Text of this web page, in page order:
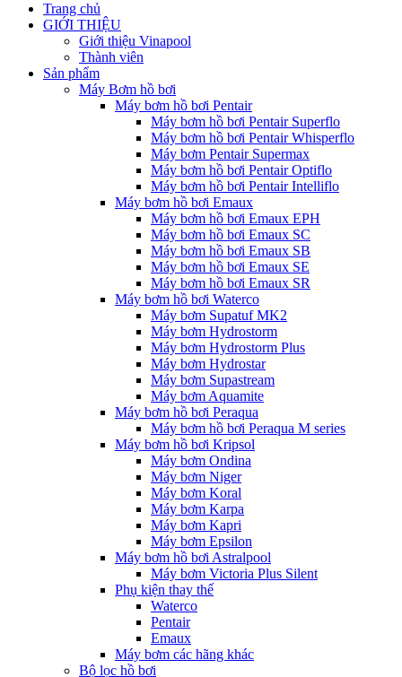
Trang chủ
GIỚI THIỆU
Giới thiệu Vinapool
Thành viên
Sản phẩm
Máy Bơm hồ bơi
Máy bơm hồ bơi Pentair
Máy bơm hồ bơi Pentair Superflo
Máy bơm hồ bơi Pentair Whisperflo
Máy bơm Pentair Supermax
Máy bơm hồ bơi Pentair Optiflo
Máy bơm hồ bơi Pentair Intelliflo
Máy bơm hồ bơi Emaux
Máy bơm hồ bơi Emaux EPH
Máy bơm hồ bơi Emaux SC
Máy bơm hồ bơi Emaux SB
Máy bơm hồ bơi Emaux SE
Máy bơm hồ bơi Emaux SR
Máy bơm hồ bơi Waterco
Máy bơm Supatuf MK2
Máy bơm Hydrostorm
Máy bơm Hydrostorm Plus
Máy bơm Hydrostar
Máy bơm Supastream
Máy bơm Aquamite
Máy bơm hồ bơi Peraqua
Máy bơm hồ bơi Peraqua M series
Máy bơm hồ bơi Kripsol
Máy bơm Ondina
Máy bơm Niger
Máy bơm Koral
Máy bơm Karpa
Máy bơm Kapri
Máy bơm Epsilon
Máy bơm hồ bơi Astralpool
Máy bơm Victoria Plus Silent
Phụ kiện thay thế
Waterco
Pentair
Emaux
Máy bơm các hãng khác
Bộ lọc hồ bơi